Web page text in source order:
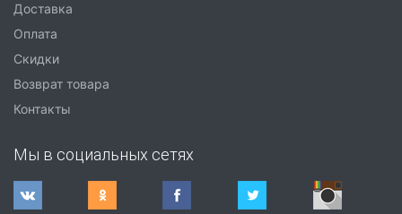
Доставка
Оплата
Скидки
Возврат товара
Контакты
Мы в социальных сетях